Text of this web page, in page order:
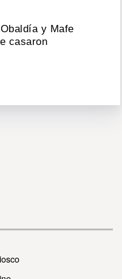
y Mafe
casaron